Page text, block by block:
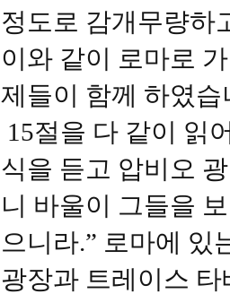
정도로 감개무량하
이와 같이 로마로
제들이 함께 하였습
15절을 다 같이 읽
식을 듣고 압비오
니 바울이 그들을
으니라.” 로마에 있
광장과 트레이스